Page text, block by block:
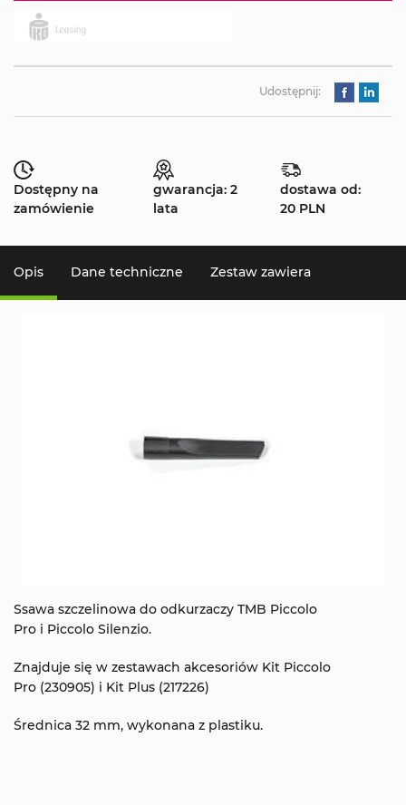
Udostępnij:
Dostępny na
zamówienie
gwarancja: 2
lata
dostawa od:
20 PLN
Opis Dane techniczne Zestaw zawiera
Ssawa szczelinowa do odkurzaczy TMB Piccolo
Pro i Piccolo Silenzio.
Znajduje się w zestawach akcesoriów Kit Piccolo
Pro (230905) i Kit Plus (217226)
Średnica 32 mm, wykonana z plastiku.